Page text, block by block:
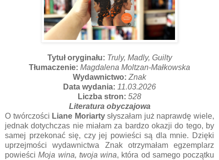
Tytuł oryginału: Truly, Madly, Guilty
Tłumaczenie: Magdalena Moltzan-Małkowska
Wydawnictwo: Znak
Data wydania: 11.03.2026
Liczba stron: 528
Literatura obyczajowa
O twórczości Liane Moriartysłyszałam już naprawdę wiele,
jednak dotychczas nie miałam za bardzo okazji do tego, by
samej przekonać się, czy jej powieści są dla mnie. Dzięki
uprzejmości wydawnictwa Znak otrzymałam egzemplarz
powieściMoja wina, twoja wina, która od samego początku